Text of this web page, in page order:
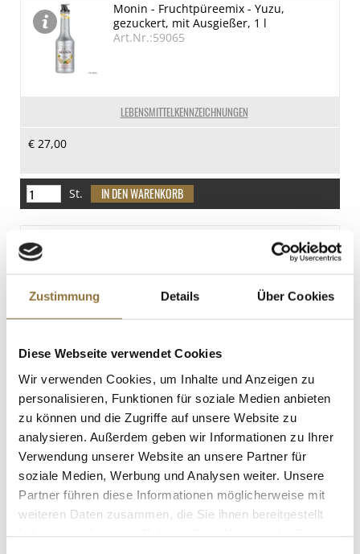
Zustimmung Details Über Cookies
Diese Webseite verwendet Cookies
Wir verwenden Cookies, um Inhalte und Anzeigen zu
personalisieren, Funktionen für soziale Medien anbieten
zu können und die Zugriffe auf unsere Website zu
analysieren. Außerdem geben wir Informationen zu Ihrer
Verwendung unserer Website an unsere Partner für
soziale Medien, Werbung und Analysen weiter. Unsere
Partner führen diese Informationen möglicherweise mit
weiteren Daten zusammen, die Sie ihnen bereitgestellt
Spuren
Eier
Spuren
Erdnuss
Spuren
Spuren
(Knollen-)Sellerie
Sojabohnen
LEBENSMITTELKENNZEICHNUNGEN
Monin - Fruchtpüreemix - Yuzu,
gezuckert, mit Ausgießer, 1 l
Art.Nr.:59065
€ 27,00
St.
€ 10,90
St.
Taco Shells, ø 12,5cm, 240 g, 20 St
Art.Nr.:34976